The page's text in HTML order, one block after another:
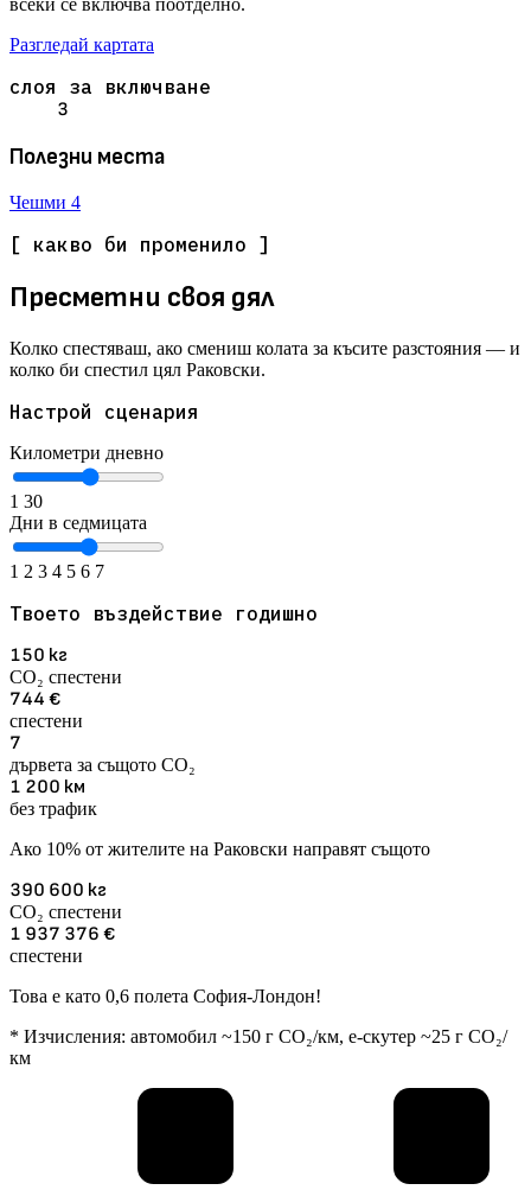
всеки се включва поотделно.
Разгледай картата
слоя за включване
3
Полезни места
Чешми 4
[ какво би променило ]
Пресметни своя дял
Колко спестяваш, ако смениш колата за късите разстояния — и
колко би спестил цял Раковски.
Настрой сценария
Километри дневно
1 30
Дни в седмицата
1 2 3 4 5 6 7
Твоето въздействие годишно
150 кг
CO₂ спестени
744 €
спестени
7
дървета за същото CO₂
1 200 км
без трафик
Ако 10% от жителите на Раковски направят същото
390 600 кг
CO₂ спестени
1 937 376 €
спестени
Това е като 0,6 полета София-Лондон!
* Изчисления: автомобил ~150 г CO₂/км, е-скутер ~25 г CO₂/
км